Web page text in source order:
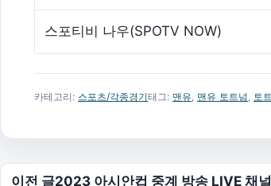
스포티비 나우(SPOTV NOW)
카테고리: 스포츠/각종경기태그: 맨유 맨유 토트넘 토
글 탐색
이전 글2023 아시안컵 중계 방송 LIVE 채